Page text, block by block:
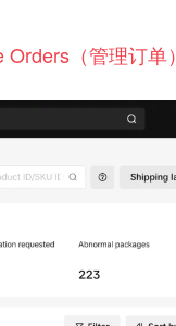
（管理订单）